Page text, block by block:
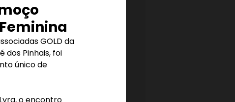
GOLD da
dos Pinhais, foi
único de